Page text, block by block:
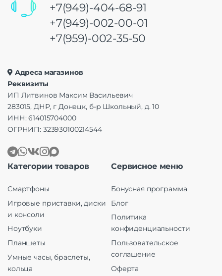
+7(949)-404-68-91
+7(949)-002-00-01
+7(959)-002-35-50
Адреса магазинов
Реквизиты
ИП Литвинов Максим Васильевич
283015, ДНР, г Донецк, б-р Школьный, д. 10
ИНН: 614015704000
ОГРНИП: 323930100214544
Категории товаров
Смартфоны
Игровые приставки, диски
и консоли
Ноутбуки
Планшеты
Умные часы, браслеты,
кольца
Сервисное меню
Бонусная программа
Блог
Политика
конфиденциальности
Пользовательское
соглашение
Оферта